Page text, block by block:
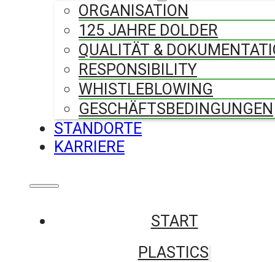
ORGANISATION
125 JAHRE DOLDER
QUALITÄT &
RESPONSIBILITY
WHISTLEBLOWING
GESCHÄFTSBEDINGUNGEN
STANDORTE
KARRIERE
START
PLASTICS